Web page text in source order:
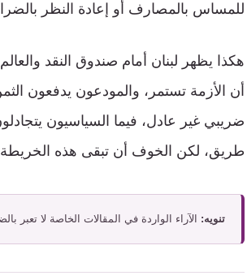
للمساس بالمصارف أو إعادة النظر
هكذا يظهر لبنان أمام صندوق النقد
أن الأزمة تستمر، والمودعون يدفعون
ضريبي غير عادل، فيما السياسيون
طريق، لكن الخوف أن تبقى هذه الخريطة
تنويه: الآراء الواردة في المقالات الخاصة لا تعبر